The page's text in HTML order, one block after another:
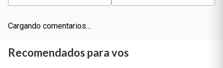
Cargando comentarios…
Recomendados para vos